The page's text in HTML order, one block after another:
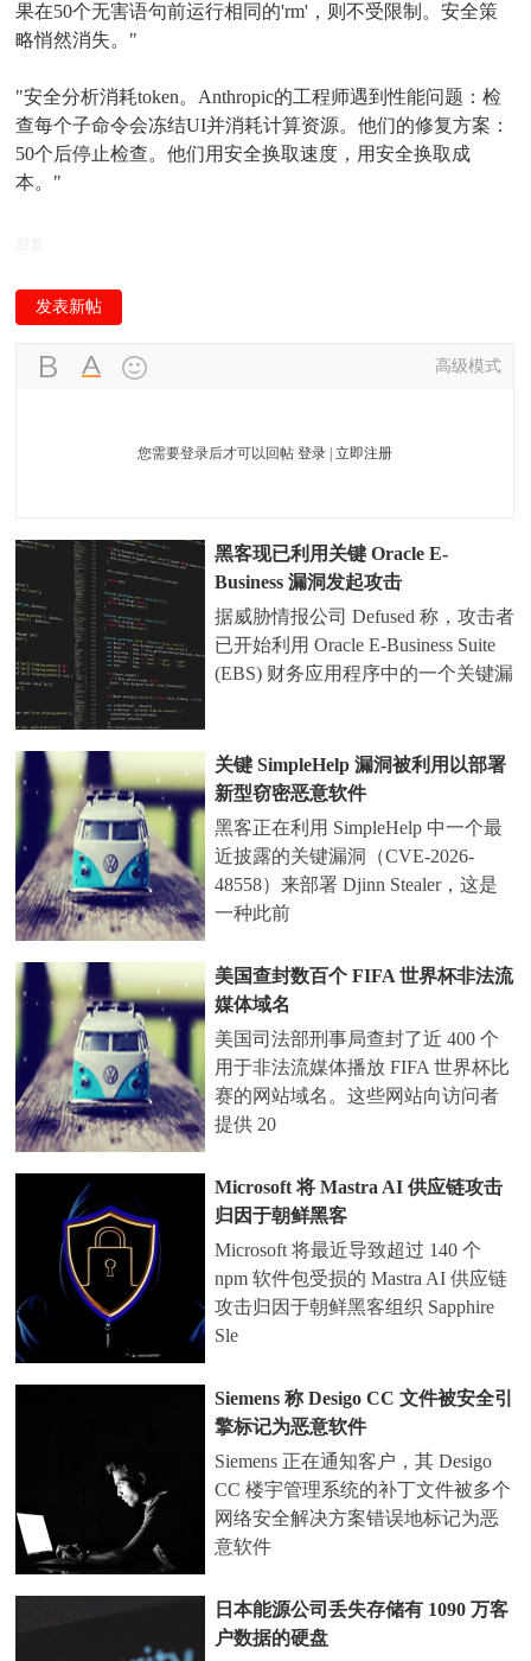
果在50个无害语句前运行相同的'rm'，则不受限制。安全策
略悄然消失。"
"安全分析消耗token。Anthropic的工程师遇到性能问题：检
查每个子命令会冻结UI并消耗计算资源。他们的修复方案：
50个后停止检查。他们用安全换取速度，用安全换取成
本。"
发表新帖
高级模式
您需要登录后才可以回帖登录 |立即注册
黑客现已利用关键 Oracle E-
Business 漏洞发起攻击
据威胁情报公司 Defused 称，攻击者
已开始利用 Oracle E-Business Suite
(EBS) 财务应用程序中的一个关键漏
关键 SimpleHelp 漏洞被利用以部署
新型窃密恶意软件
黑客正在利用 SimpleHelp 中一个最
近披露的关键漏洞（CVE-2026-
48558）来部署 Djinn Stealer，这是
一种此前
美国查封数百个 FIFA 世界杯非法流
媒体域名
美国司法部刑事局查封了近 400 个
用于非法流媒体播放 FIFA 世界杯比
赛的网站域名。这些网站向访问者
提供 20
Microsoft 将 Mastra AI 供应链攻击
归因于朝鲜黑客
Microsoft 将最近导致超过 140 个
npm 软件包受损的 Mastra AI 供应链
攻击归因于朝鲜黑客组织 Sapphire
Sle
Siemens 称 Desigo CC 文件被安全引
擎标记为恶意软件
Siemens 正在通知客户，其 Desigo
CC 楼宇管理系统的补丁文件被多个
网络安全解决方案错误地标记为恶
意软件
日本能源公司丢失存储有 1090 万客
户数据的硬盘